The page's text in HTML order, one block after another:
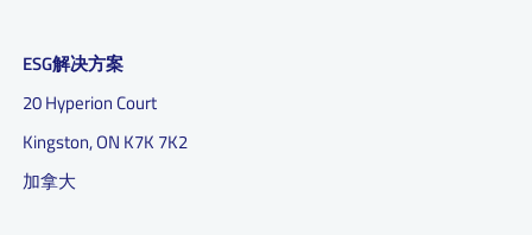
ESG解决方案
20 Hyperion Court
Kingston, ON K7K 7K2
加拿大